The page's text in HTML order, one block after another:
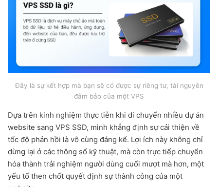
Đây là sự kết hợp mà bạn sẽ có được sự riêng tư, tài nguyên
đảm bảo của một VPS
Dựa trên kinh nghiệm thực tiễn khi di chuyển nhiều dự án
website sang VPS SSD, mình khẳng định sự cải thiện về
tốc độ phản hồi là vô cùng đáng kể. Lợi ích này không chỉ
dừng lại ở các thông số kỹ thuật, mà còn trực tiếp chuyển
hóa thành trải nghiệm người dùng cuối mượt mà hơn, một
yếu tố then chốt quyết định sự thành công của một